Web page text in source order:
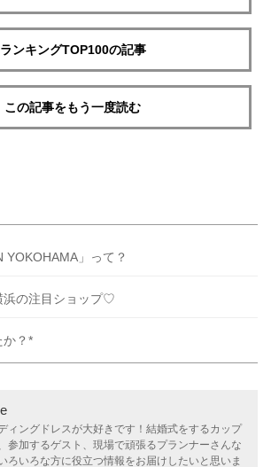
ランキングTOP100の記事
この記事をもう一度読む
YOKOHAMA」って？
浜の注目ショップ♡
か？*
ィングドレスが大好きです！結婚式をするカップ
参加するゲスト、現場で頑張るプランナーさんな
ろいろな方に役立つ情報をお届けしたいと思いま